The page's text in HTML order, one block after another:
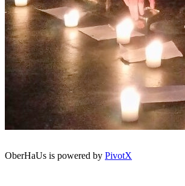
OberHaUs is powered by PivotX